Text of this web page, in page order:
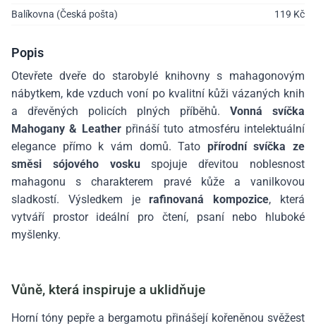
Balíkovna (Česká pošta)
119 Kč
Popis
Otevřete dveře do starobylé knihovny s mahagonovým
nábytkem, kde vzduch voní po kvalitní kůži vázaných knih
a dřevěných policích plných příběhů. Vonná svíčka
Mahogany & Leatherpřináší tuto atmosféru intelektuální
elegance přímo k vám domů. Tato přírodní svíčka ze
směsi sójového voskuspojuje dřevitou noblesnost
mahagonu s charakterem pravé kůže a vanilkovou
sladkostí. Výsledkem jerafinovaná kompozice, která
vytváří prostor ideální pro čtení, psaní nebo hluboké
myšlenky.
Vůně, která inspiruje a uklidňuje
Horní tóny pepře a bergamotu přinášejí kořeněnou svěžest